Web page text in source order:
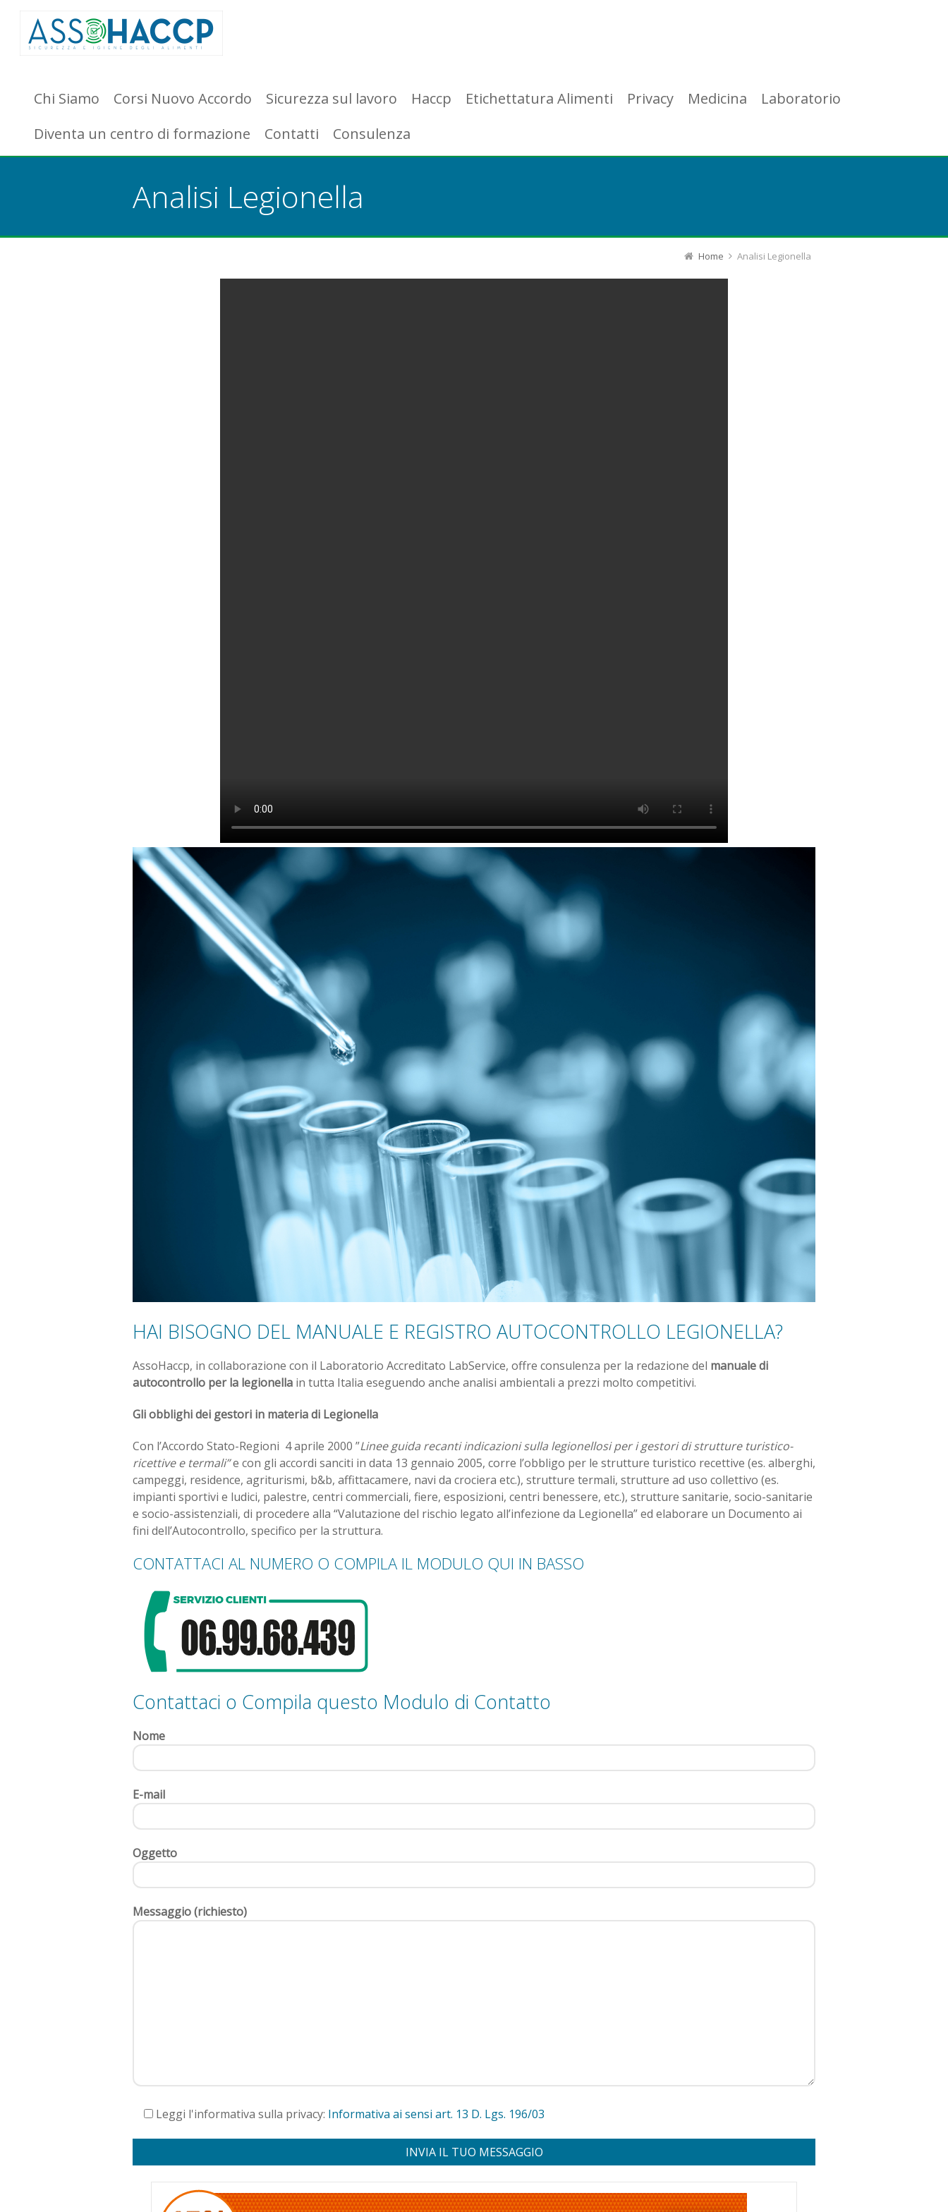
Chi Siamo Corsi Nuovo Accordo Sicurezza sul lavoro Haccp Etichettatura Alimenti Privacy Medicina
Laboratorio
Diventa un centro di formazione
Contatti Consulenza
Analisi Legionella
Home Analisi Legionella
HAI BISOGNO DEL MANUALE E REGISTRO AUTOCONTROLLO LEGIONELLA?
AssoHaccp, in collaborazione con il Laboratorio Accreditato LabService, offre consulenza per la redazione del manuale di
autocontrollo per la legionella in tutta Italia eseguendo anche analisi ambientali a prezzi molto competitivi.
Gli obblighi dei gestori in materia di Legionella
Con l’Accordo Stato-Regioni 4 aprile 2000 ”Linee guida recanti indicazioni sulla legionellosi per i gestori di strutture turistico-
ricettive e termali”e con gli accordi sanciti in data 13 gennaio 2005, corre l’obbligo per le strutture turistico recettive (es. alberghi,
campeggi, residence, agriturismi, b&b, affittacamere, navi da crociera etc.), strutture termali, strutture ad uso collettivo (es.
impianti sportivi e ludici, palestre, centri commerciali, fiere, esposizioni, centri benessere, etc.), strutture sanitarie, socio-sanitarie
e socio-assistenziali, di procedere alla “Valutazione del rischio legato all’infezione da Legionella” ed elaborare un Documento ai
fini dell’Autocontrollo, specifico per la struttura.
CONTATTACI AL NUMERO O COMPILA IL MODULO QUI IN BASSO
Contattaci o Compila questo Modulo di Contatto
Nome
E-mail
Oggetto
Messaggio (richiesto)
Leggi l'informativa sulla privacy: Informativa ai sensi art. 13 D. Lgs. 196/03